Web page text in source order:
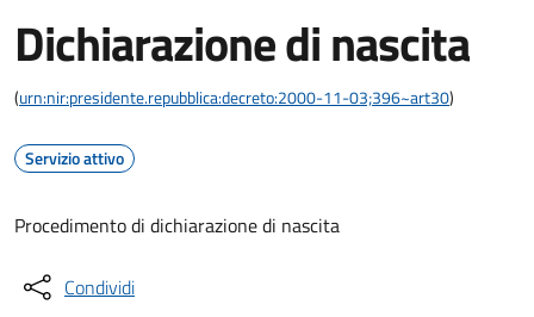
Dichiarazione di nascita
(urn:nir:presidente.repubblica:decreto:2000-11-03;396~art30)
Servizio attivo
Procedimento di dichiarazione di nascita
Condividi